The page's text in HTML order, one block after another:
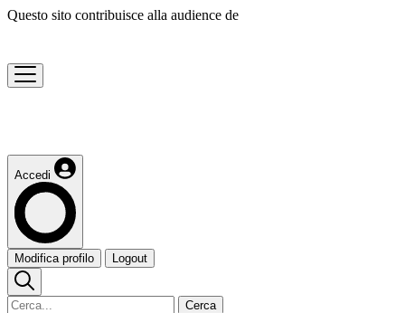
Questo sito contribuisce alla audience de
Accedi
Modifica profilo Logout
Cerca